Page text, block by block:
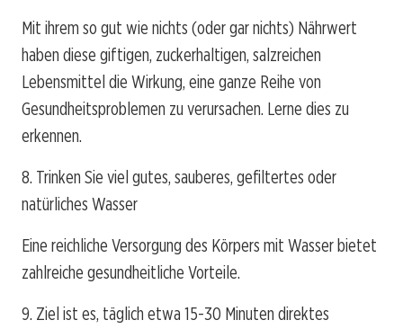
Mit ihrem so gut wie nichts (oder gar nichts) Nährwert
haben diese giftigen, zuckerhaltigen, salzreichen
Lebensmittel die Wirkung, eine ganze Reihe von
Gesundheitsproblemen zu verursachen. Lerne dies zu
erkennen.
8. Trinken Sie viel gutes, sauberes, gefiltertes oder
natürliches Wasser
Eine reichliche Versorgung des Körpers mit Wasser bietet
zahlreiche gesundheitliche Vorteile.
9. Ziel ist es, täglich etwa 15-30 Minuten direktes